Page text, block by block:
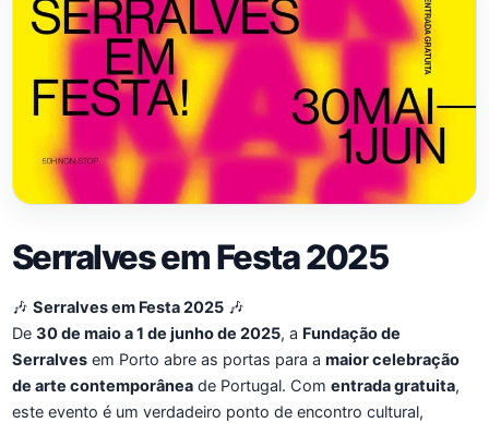
Serralves em Festa 2025
🎶 Serralves em Festa 2025 🎶
De 30 de maio a 1 de junho de 2025, a Fundação de
Serralves em Porto abre as portas para a maior celebração
de arte contemporânea de Portugal. Com entrada gratuita,
este evento é um verdadeiro ponto de encontro cultural,